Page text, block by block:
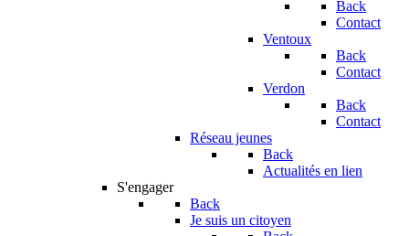
Back
Contact
Ventoux
Back
Contact
Verdon
Back
Contact
Réseau jeunes
Back
Actualités en lien
S'engager
Back
Je suis un citoyen